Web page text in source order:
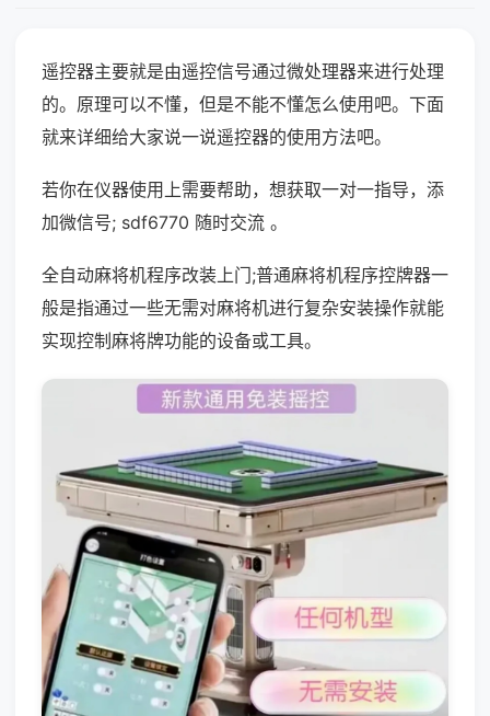
遥控器主要就是由遥控信号通过微处理器来进行处理
的。原理可以不懂，但是不能不懂怎么使用吧。下面
就来详细给大家说一说遥控器的使用方法吧。
若你在仪器使用上需要帮助，想获取一对一指导，添
加微信号; sdf6770 随时交流 。
全自动麻将机程序改装上门;普通麻将机程序控牌器一
般是指通过一些无需对麻将机进行复杂安装操作就能
实现控制麻将牌功能的设备或工具。